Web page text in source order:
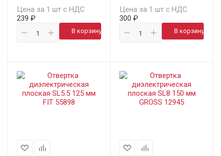
Цена за 1 шт с НДС
239 ₽
В корзину
Цена за 1 шт с НДС
300 ₽
В корзину